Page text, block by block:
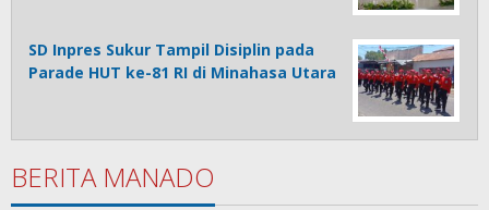
SD Inpres Sukur Tampil Disiplin pada
Parade HUT ke-81 RI di Minahasa Utara
BERITA MANADO